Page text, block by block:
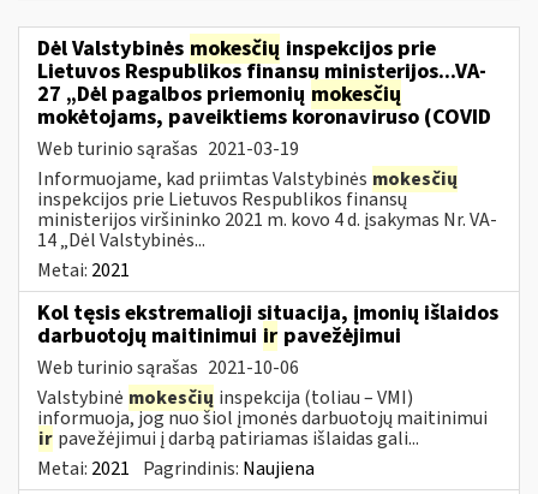
Dėl Valstybinės mokesčių inspekcijos prie
Lietuvos Respublikos finansų ministerijos...VA-
27 „Dėl pagalbos priemonių mokesčių
mokėtojams, paveiktiems koronaviruso (COVID
Web turinio sąrašas 2021-03-19
Informuojame, kad priimtas Valstybinės mokesčių
inspekcijos prie Lietuvos Respublikos finansų
ministerijos viršininko 2021 m. kovo 4 d. įsakymas Nr. VA-
14 „Dėl Valstybinės...
Metai: 2021
Kol tęsis ekstremalioji situacija, įmonių išlaidos
darbuotojų maitinimui ir pavežėjimui
Web turinio sąrašas 2021-10-06
Valstybinė mokesčių inspekcija (toliau – VMI)
informuoja, jog nuo šiol įmonės darbuotojų maitinimui
ir pavežėjimui į darbą patiriamas išlaidas gali...
Metai: 2021 Pagrindinis: Naujiena